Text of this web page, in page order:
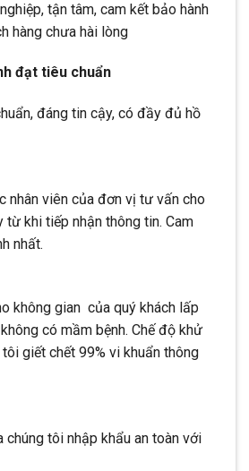
tận tâm, cam kết bảo hành
hàng chưa hài lòng
đạt tiêu chuẩn
đáng tin cậy, có đầy đủ hồ
nhân viên của đơn vị tư vấn cho
từ khi tiếp nhận thông tin. Cam
nhất.
không gian của quý khách lấp
có mầm bệnh. Chế độ khử
giết chết 99% vi khuẩn thông
chúng tôi nhập khẩu an toàn với